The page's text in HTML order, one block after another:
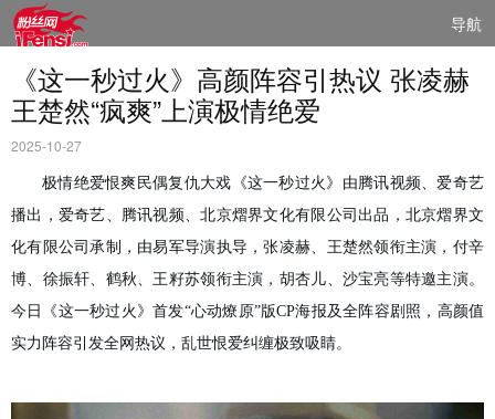
导航
《这一秒过火》高颜阵容引热议 张凌赫
王楚然“疯爽”上演极情绝爱
2025-10-27
极情绝爱恨爽民偶复仇大戏 《这一秒过火》 由腾讯视频、爱奇艺
播出，爱奇艺、腾讯视频、北京熠界文化有限公司出品，北京熠界文
化有限公司承制，由易军导演执导，张凌赫、王楚然领衔主演，付辛
博、徐振轩、鹤秋、王籽苏领衔主演，胡杏儿、沙宝亮等特邀主演。
今日
《这一秒过火》首发“心动燎原”版CP海报及全阵容剧照，高颜值
实力阵容引发全网热议， 乱世恨爱纠缠极致吸睛。